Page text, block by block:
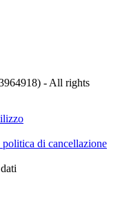
- All rights
di cancellazione